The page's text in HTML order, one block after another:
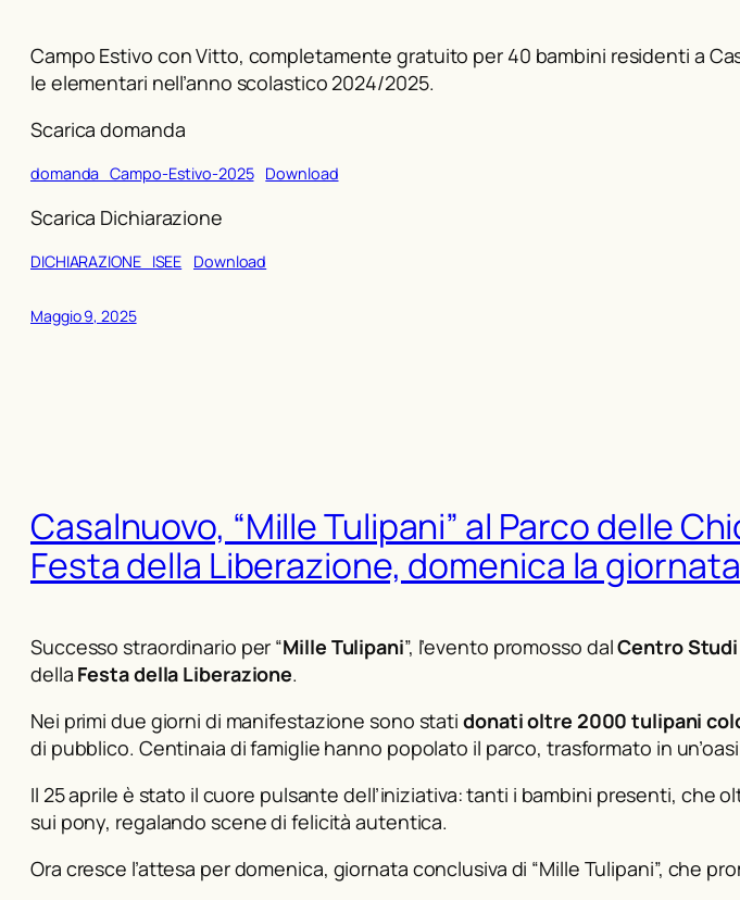
Campo Estivo con Vitto, completamente gratuito per 40 bambini residenti a
le elementari nell’anno scolastico 2024/2025.
Scarica domanda
domanda_Campo-Estivo-2025 Download
Scarica Dichiarazione
DICHIARAZIONE_ISEE Download
Maggio 9, 2025
Casalnuovo, “Mille Tulipani” al Parco delle
Festa della Liberazione, domenica la
Successo straordinario per “Mille Tulipani”, l’evento promosso dalCentro Studi
della Festa della Liberazione.
Nei primi due giorni di manifestazione sono stati donati oltre 2000 tulipani
di pubblico. Centinaia di famiglie hanno popolato il parco, trasformato in
Il 25 aprile è stato il cuore pulsante dell’iniziativa: tanti i bambini presenti,
sui pony, regalando scene di felicità autentica.
Ora cresce l’attesa per domenica, giornata conclusiva di “Mille Tulipani”, che